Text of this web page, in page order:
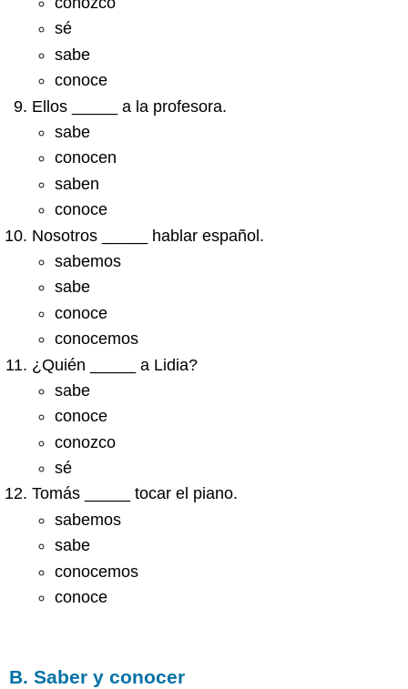
sé
sabe
conoce
Ellos _____ a la profesora.
sabe
conocen
saben
conoce
Nosotros _____ hablar español.
sabemos
sabe
conoce
conocemos
¿Quién _____ a Lidia?
sabe
conoce
conozco
sé
Tomás _____ tocar el piano.
sabemos
sabe
conocemos
conoce
B. Saber y conocer